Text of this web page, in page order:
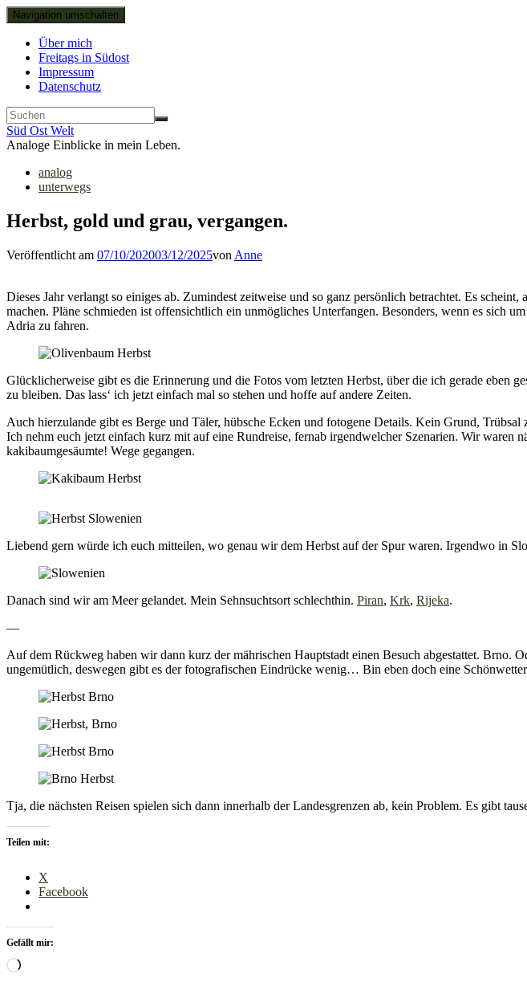
Navigation umschalten
Über mich
Freitags in Südost
Impressum
Datenschutz
Süd Ost Welt
Analoge Einblicke in mein Leben.
analog
unterwegs
Herbst, gold und grau, vergangen.
Veröffentlicht am 07/10/202003/12/2025von Anne
Dieses Jahr verlangt so einiges ab. Zumindest zeitweise und so ganz persönlich betrachtet. Es
machen. Pläne schmieden ist offensichtlich ein unmögliches Unterfangen. Besonders, wenn es sich
Adria zu fahren.
Glücklicherweise gibt es die Erinnerung und die Fotos vom letzten Herbst, über die ich gerade eben
zu bleiben. Das lass‘ ich jetzt einfach mal so stehen und hoffe auf andere Zeiten.
Auch hierzulande gibt es Berge und Täler, hübsche Ecken und fotogene Details. Kein Grund,
Ich nehm euch jetzt einfach kurz mit auf eine Rundreise, fernab irgendwelcher Szenarien. Wir
kakibaumgesäumte! Wege gegangen.
Liebend gern würde ich euch mitteilen, wo genau wir dem Herbst auf der Spur waren. Irgendwo in
Danach sind wir am Meer gelandet. Mein Sehnsuchtsort schlechthin. Piran, Krk, Rijeka.
—
Auf dem Rückweg haben wir dann kurz der mährischen Hauptstadt einen Besuch abgestattet.
ungemütlich, deswegen gibt es der fotografischen Eindrücke wenig… Bin eben doch eine
Tja, die nächsten Reisen spielen sich dann innerhalb der Landesgrenzen ab, kein Problem. Es gibt
Teilen mit:
X
Facebook
Gefällt mir:
Wird